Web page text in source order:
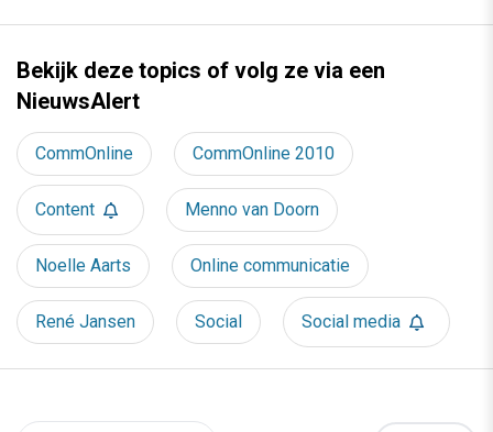
Bekijk deze topics of volg ze via een
NieuwsAlert
CommOnline CommOnline 2010
Content Menno van Doorn
Noelle Aarts Online communicatie
René Jansen Social Social media